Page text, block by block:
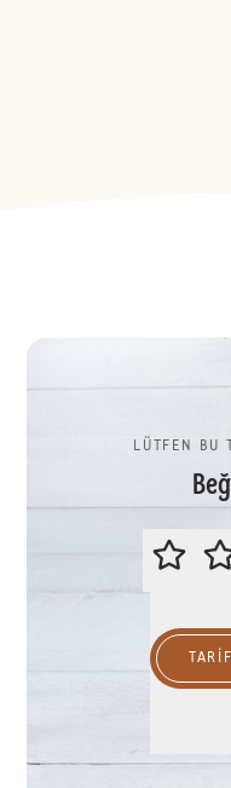
LÜTFEN BU